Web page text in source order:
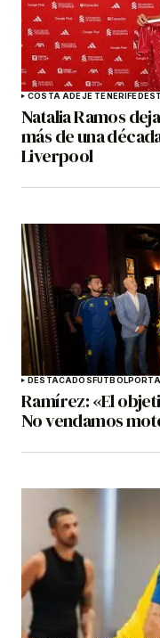
COSTA ADEJE TENERIFE
Natalia Ramos
más de una
Liverpool
DESTACADOSFÚTBOL
Ramírez: «El
No vendamos